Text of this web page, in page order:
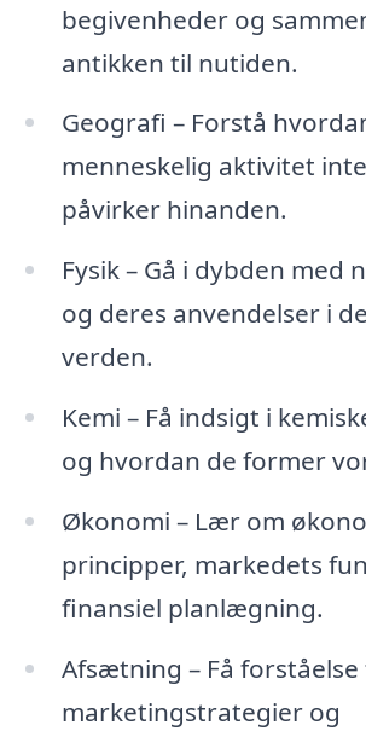
begivenheder og
antikken til nutiden.
Geografi – Forstå
menneskelig aktivitet
påvirker hinanden.
Fysik – Gå i dybden med
og deres anvendelser i
verden.
Kemi – Få indsigt i
og hvordan de former
Økonomi – Lær om
principper, markedets
finansiel planlægning.
Afsætning – Få
marketingstrategier og